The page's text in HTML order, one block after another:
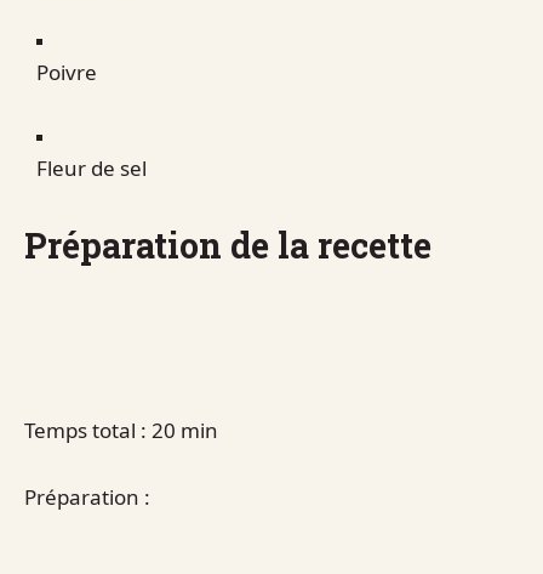
Poivre
Fleur de sel
Préparation de la recette
Temps total : 20 min
Préparation :